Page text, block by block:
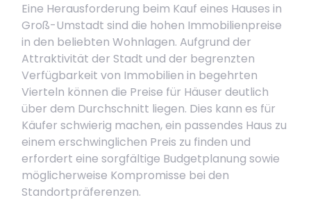
Eine Herausforderung beim Kauf eines Hauses in
Groß-Umstadt sind die hohen Immobilienpreise
in den beliebten Wohnlagen. Aufgrund der
Attraktivität der Stadt und der begrenzten
Verfügbarkeit von Immobilien in begehrten
Vierteln können die Preise für Häuser deutlich
über dem Durchschnitt liegen. Dies kann es für
Käufer schwierig machen, ein passendes Haus zu
einem erschwinglichen Preis zu finden und
erfordert eine sorgfältige Budgetplanung sowie
möglicherweise Kompromisse bei den
Standortpräferenzen.